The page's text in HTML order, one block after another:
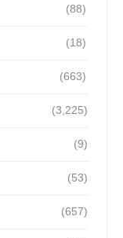
(88)
(18)
(663)
(3,225)
(9)
(53)
(657)